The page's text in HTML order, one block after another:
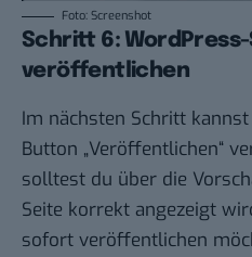
Foto: Screenshot
Schritt 6:
veröffentlichen
Im nächsten Schritt
Button „Veröffentlichen“
solltest du über die
Seite korrekt angezeigt
sofort veröffentlichen